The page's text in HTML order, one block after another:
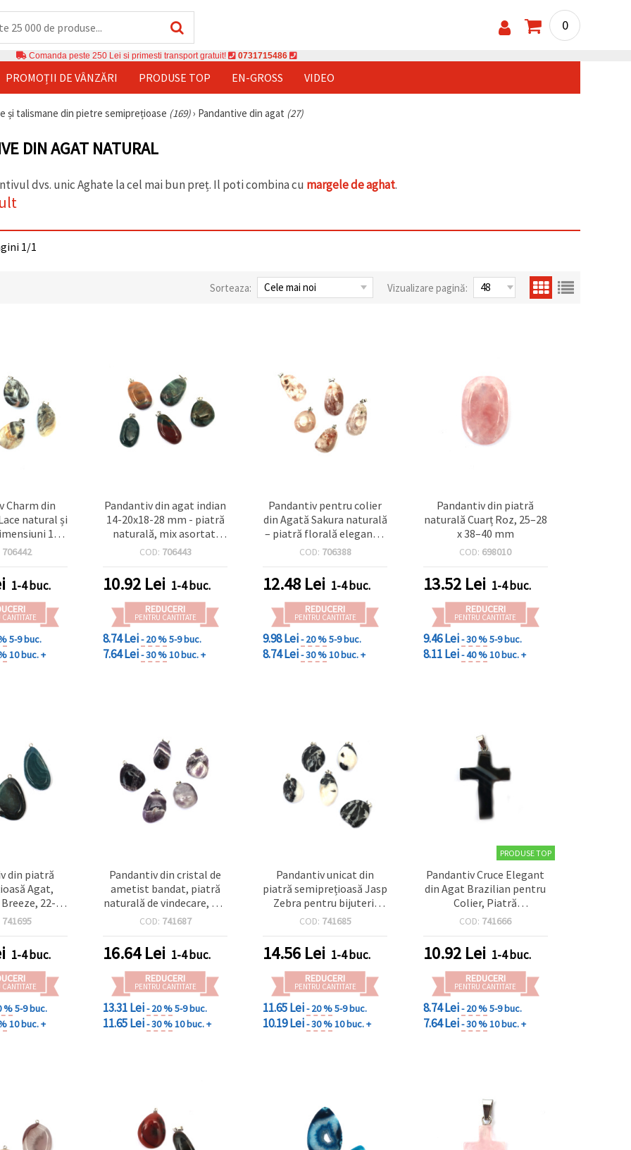
0
Comanda peste 250 Lei si primesti transport gratuit! 0731715486
PROMOȚII DE VÂNZĂRI PRODUSE TOP EN-GROSS VIDEO
și talismane din pietre semiprețioase (169)› Pandantive din agat (27)
DIN AGAT NATURAL
dvs. unic Aghate la cel mai bun preț. Il poti combina cu margele de aghat.
1/1
Sorteaza: Vizualizare pagină:
Charm din
natural și
12–
piatră
DIY
706442
1-4 buc.
CANTITATE
5-9 buc.
10 buc. +
Pandantiv din agat indian
14-20x18-28 mm - piatră
naturală, mix asortat,
pentru bijuterii
COD: 706443
10.92 Lei 1-4 buc.
REDUCERI
PENTRU CANTITATE
8.74 Lei- 20 %5-9 buc.
7.64 Lei- 30 %10 buc. +
Pandantiv pentru colier
din Agată Sakura naturală
– piatră florală elegantă,
dimensiuni asortate
pentru bijuterii
handmade
COD: 706388
12.48 Lei 1-4 buc.
REDUCERI
PENTRU CANTITATE
9.98 Lei- 20 %5-9 buc.
8.74 Lei- 30 %10 buc. +
Pandantiv din piatră
naturală Cuarț Roz, 25–28
x 38–40 mm
COD: 698010
13.52Lei 1-4 buc.
REDUCERI
PENTRU CANTITATE
9.46 Lei- 30 %5-9 buc.
8.11 Lei- 40 %10 buc. +
din piatră
Agat,
22-35
mm, asortat
741695
1-4 buc.
CANTITATE
%5-9 buc.
10 buc. +
Pandantiv din cristal de
ametist bandat, piatră
naturală de vindecare, 15-
28x25-36 mm, asortat
COD: 741687
16.64Lei 1-4 buc.
REDUCERI
PENTRU CANTITATE
13.31 Lei- 20 %5-9 buc.
11.65 Lei- 30 %10 buc. +
Pandantiv unicat din
piatră semiprețioasă Jasp
Zebra pentru bijuterii
handmade DIY - 18x22
asortat
COD: 741685
14.56 Lei 1-4 buc.
REDUCERI
PENTRU CANTITATE
11.65 Lei- 20 %5-9 buc.
10.19 Lei- 30 %10 buc. +
PRODUSE TOP
Pandantiv Cruce Elegant
din Agat Brazilian pentru
Colier, Piatră
Semiprețioasă 22x30x5
COD: 741666
10.92Lei 1-4 buc.
REDUCERI
PENTRU CANTITATE
8.74 Lei- 20 %5-9 buc.
7.64 Lei- 30 %10 buc. +